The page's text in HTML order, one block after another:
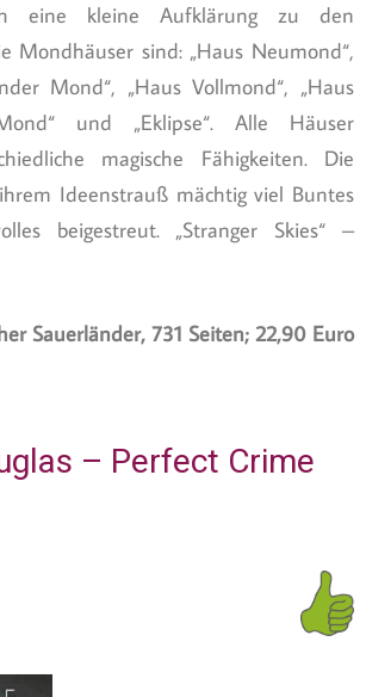
eine kleine Aufklärung zu den
Mondhäuser sind: „Haus Neumond“,
Mond“, „Haus Vollmond“, „Haus
und „Eklipse“. Alle Häuser
magische Fähigkeiten. Die
Ideenstrauß mächtig viel Buntes
beigestreut. „Stranger Skies“ –
Sauerländer, 731 Seiten; 22,90 Euro
– Perfect Crime